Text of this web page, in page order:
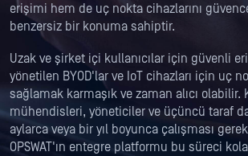
erişimi hem de uç nokta cihazlarını
benzersiz bir konuma sahiptir.
Uzak ve şirket içi kullanıcılar için güvenli
yönetilen BYOD'lar ve IoT cihazları için uç
sağlamak karmaşık ve zaman alıcı olabilir.
mühendisleri, yöneticiler ve üçüncü taraf
aylarca veya bir yıl boyunca çalışması
OPSWAT'ın entegre platformu bu süreci